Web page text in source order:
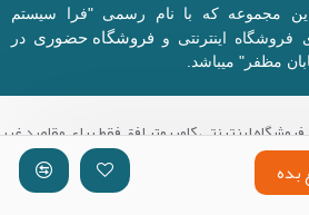
بده
مجموعه که با نام رسمی "فرا سیستم
اینترنتی و فروشگاه حضوری در
مظفر" میباشد.
اینترنتی کامپیوتر افق فقط برای مقاصد غیر
ذکر منبع بلامانع میباشد.